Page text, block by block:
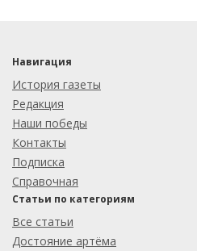
Навигация
История газеты
Редакция
Наши победы
Контакты
Подписка
Справочная
Статьи по категориям
Все статьи
Достояние артёма